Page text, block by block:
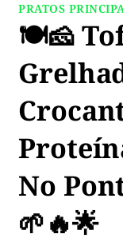
PRATOS
🍽️🧀
No
🌱🔥🌟